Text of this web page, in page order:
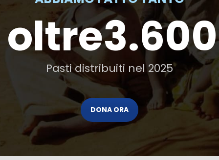
oltre3.600
Pasti distribuiti nel 2025
DONA ORA